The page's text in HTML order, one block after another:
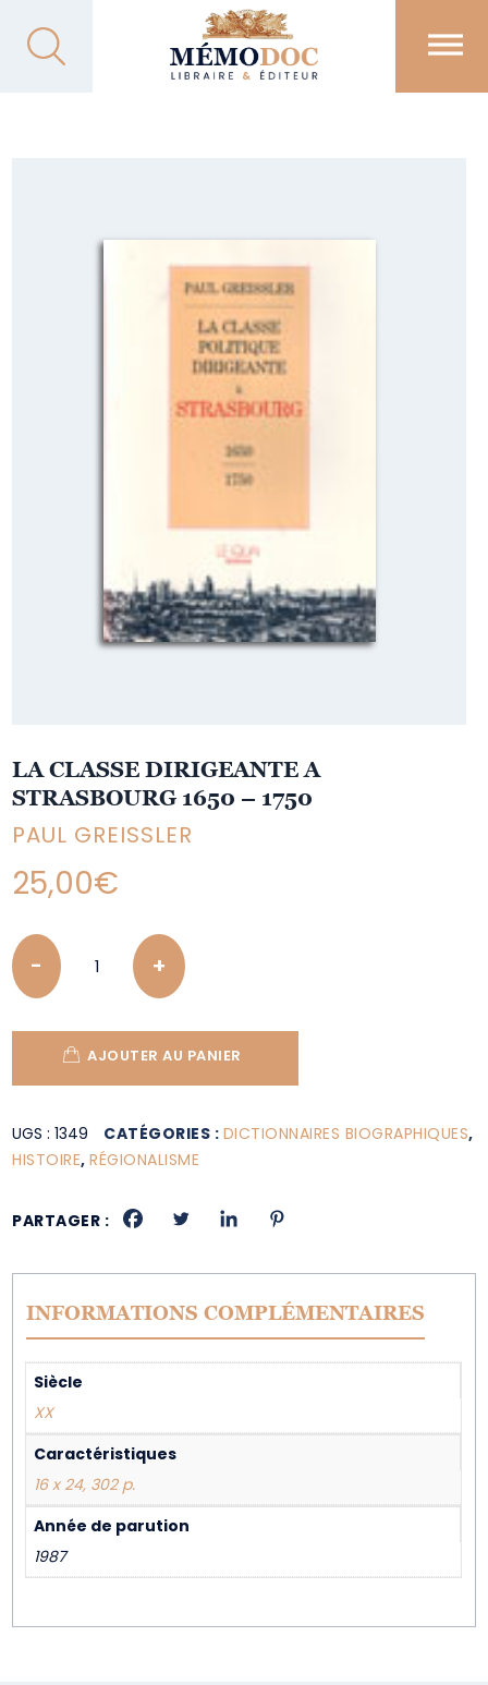
LA CLASSE DIRIGEANTE A
STRASBOURG 1650 – 1750
PAUL GREISSLER
25,00€
Quantity
AJOUTER AU PANIER
UGS :1349 CATÉGORIES : DICTIONNAIRES BIOGRAPHIQUES,
HISTOIRE,RÉGIONALISME
PARTAGER :
INFORMATIONS COMPLÉMENTAIRES
Siècle
XX
Caractéristiques
16 x 24, 302 p.
Année de parution
1987